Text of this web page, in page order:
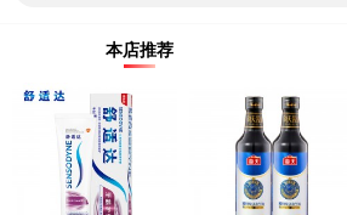
本店推荐